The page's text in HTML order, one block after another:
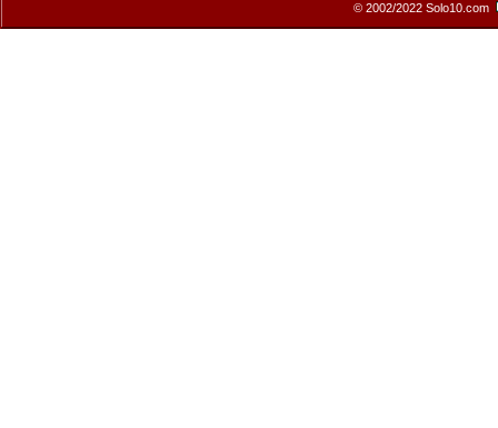
© 2002/2022 Solo10.com